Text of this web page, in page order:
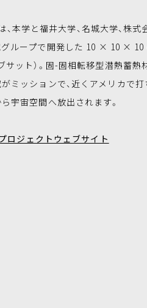
、本学と福井大学、名城大学、株
ループで開発した 10 × 10 × 10
サット）。固-固相転移型潜熱蓄
ミッションで、近くアメリカで打
宇宙空間へ放出されます。
ロジェクトウェブサイト